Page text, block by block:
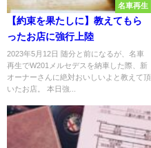
名車再生
【約束を果たしに】教えてもら
ったお店に強行上陸
2023年5月12日 随分と前になるが、名車
再生でW201メルセデスを納車した際、新
オーナーさんに絶対おいしいよと教えて頂
いたお店。 本日強...